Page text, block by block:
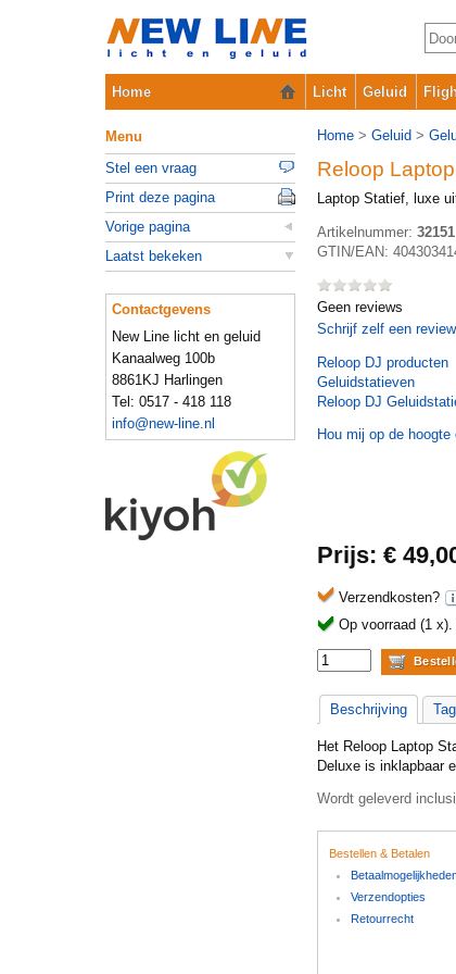
Home Licht Geluid
Home > Geluid >
Reloop
Laptop Statief, luxe
Artikelnummer: 32151
GTIN/EAN:
Geen reviews
Schrijf zelf een review
Reloop DJ producten
Geluidstatieven
Reloop DJ
Hou mij op de
Prijs: €
Verzendkosten?
Op voorraad (1 x).
Beschrijving
Het Reloop Laptop
Deluxe is inklapbaar
Wordt geleverd
Menu
Stel een vraag
Print deze pagina
Vorige pagina
Laatst bekeken
Contactgevens
New Line licht en geluid
Kanaalweg 100b
8861KJ Harlingen
Tel: 0517 - 418 118
info@new-line.nl
Bestellen & Betalen
Verzendopties
Retourrecht